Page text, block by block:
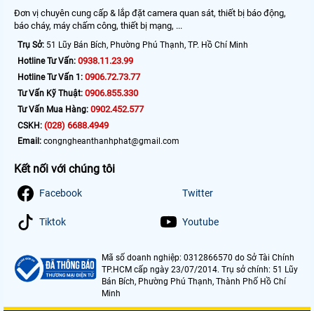
Đơn vị chuyên cung cấp & lắp đặt camera quan sát, thiết bị báo động,
báo cháy, máy chấm công, thiết bị mạng, ...
Trụ Sở: 51 Lũy Bán Bích, Phường Phú Thạnh, TP. Hồ Chí Minh
Hotline Tư Vấn: 0938.11.23.99
Hotline Tư Vấn 1: 0906.72.73.77
Tư Vấn Kỹ Thuật: 0906.855.330
Tư Vấn Mua Hàng: 0902.452.577
CSKH: (028) 6688.4949
Email: congngheanthanhphat@gmail.com
Kết nối với chúng tôi
Facebook Twitter
Tiktok Youtube
Mã số doanh nghiệp: 0312866570 do Sở Tài Chính
TP.HCM cấp ngày 23/07/2014. Trụ sở chính: 51 Lũy
Bán Bích, Phường Phú Thạnh, Thành Phố Hồ Chí
Minh